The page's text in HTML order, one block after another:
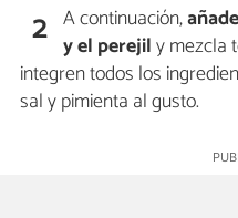
2 A continuación,
y el perejily mezcla
integren todos los
sal y pimienta al gusto.